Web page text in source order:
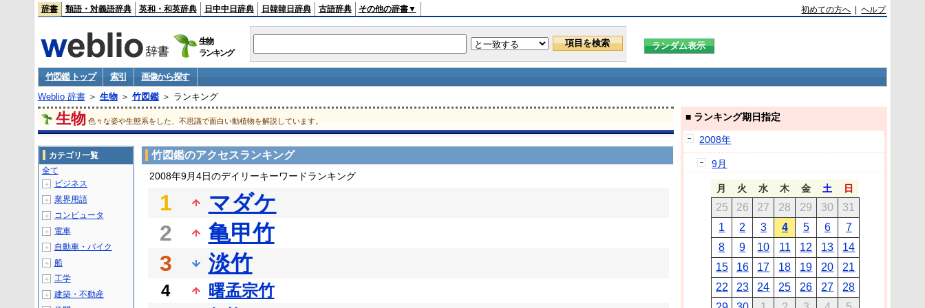
辞書 類語・対義語辞典 英和・和英辞典 日中中日辞典 日韓韓日辞典 古語辞典 その他の辞書▼ 初めての方へ |ヘルプ
生物
ランキング
竹図鑑 トップ 索引
画像から探す
Weblio 辞書＞ 生物＞ 竹図鑑＞ ランキング
生物 色々な姿や生態系をした、不思議で面白い動植物を解説しています。
竹図鑑のアクセスランキング
2008年9月4日のデイリーキーワードランキング
1
マダケ
2
亀甲竹
3
淡竹
4
曙孟宗竹
カテゴリ一覧
全て
＋ ビジネス
＋ 業界用語
＋ コンピュータ
＋ 電車
＋ 自動車・バイク
＋ 船
＋ 工学
＋ 建築・不動産
■ ランキング期日指定
2008年
9月
月 火 水 木 金 土 日
25 26 27 28 29 30
31
1
2 3 4 5 6
7
8
9 10 11 12 13
14
15
16 17 18 19 20
21
22
23 24 25 26 27
28